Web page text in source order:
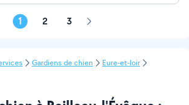
1 2 3 Page
Gardiens de chien
Eure-et-loir